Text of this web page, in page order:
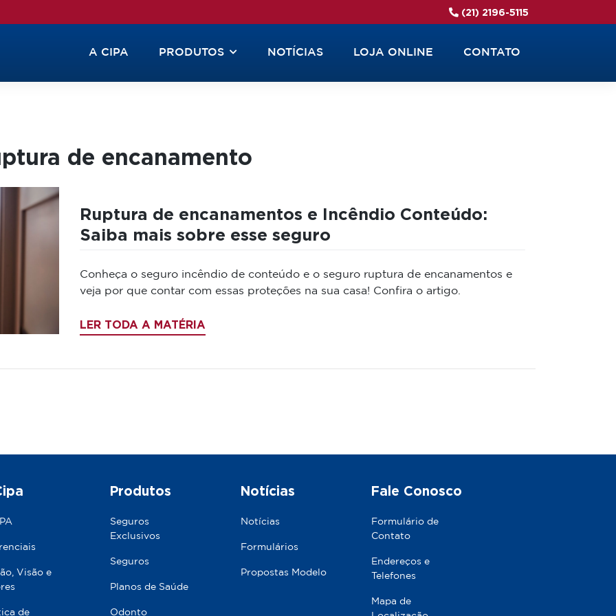
(21) 2196-5115
A CIPA PRODUTOS NOTÍCIAS LOJA ONLINE CONTATO
de encanamento
Ruptura de encanamentos e Incêndio Conteúdo:
Saiba mais sobre esse seguro
Conheça o seguro incêndio de conteúdo e o seguro ruptura de encanamentos e
veja por que contar com essas proteções na sua casa! Confira o artigo.
LER TODA A MATÉRIA
Visão e
de
Produtos
Seguros
Exclusivos
Seguros
Planos de Saúde
Odonto
Notícias
Notícias
Formulários
Propostas Modelo
Fale Conosco
Formulário de
Contato
Endereços e
Telefones
Mapa de